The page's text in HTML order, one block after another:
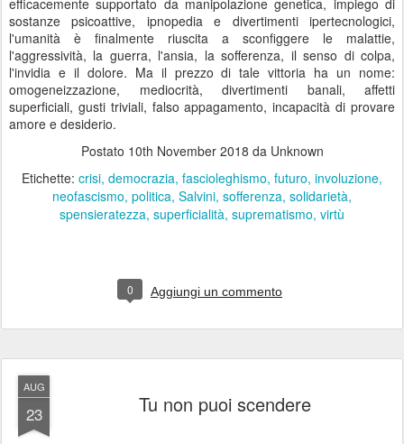
efficacemente supportato da manipolazione genetica, impiego di
sostanze psicoattive, ipnopedia e divertimenti ipertecnologici,
l'umanità è finalmente riuscita a sconfiggere le malattie,
l'aggressività, la guerra, l'ansia, la sofferenza, il senso di colpa,
l'invidia e il dolore. Ma il prezzo di tale vittoria ha un nome:
omogeneizzazione, mediocrità, divertimenti banali, affetti
superficiali, gusti triviali, falso appagamento, incapacità di provare
amore e desiderio.
Postato 10th November 2018 da Unknown
Etichette: crisi democrazia fascioleghismo futuro involuzione
neofascismo politica Salvini sofferenza solidarietà
spensieratezza superficialità suprematismo virtù
0 Aggiungi un commento
AUG
23 Tu non puoi scendere